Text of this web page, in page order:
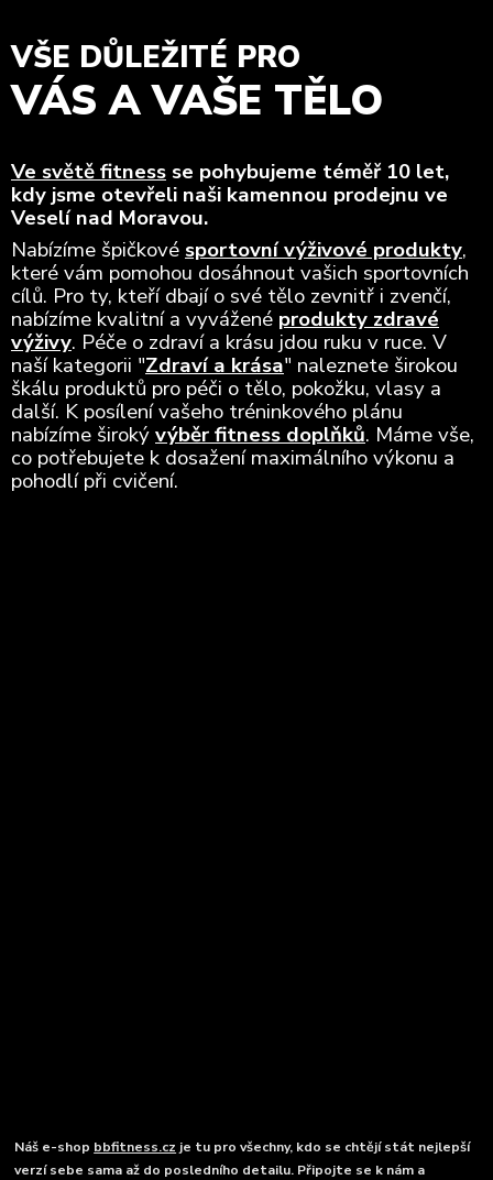
VŠE DŮLEŽITÉ PRO
VÁS A VAŠE TĚLO
Ve světě fitness se pohybujeme téměř 10 let,
kdy jsme otevřeli naši kamennou prodejnu ve
Veselí nad Moravou.
Nabízíme špičkovésportovní výživové produkty,
které vám pomohou dosáhnout vašich sportovních
cílů. Pro ty, kteří dbají o své tělo zevnitř i zvenčí,
nabízíme kvalitní a vyvážené produkty zdravé
výživy. Péče o zdraví a krásu jdou ruku v ruce. V
naší kategorii "Zdraví a krása" naleznete širokou
škálu produktů pro péči o tělo, pokožku, vlasy a
další. K posílení vašeho tréninkového plánu
nabízíme širokývýběr fitness doplňků. Máme vše,
co potřebujete k dosažení maximálního výkonu a
pohodlí při cvičení.
Náš e-shop bbfitness.cz je tu pro všechny, kdo se chtějí stát nejlepší
verzí sebe sama až do posledního detailu. Připojte se k nám a